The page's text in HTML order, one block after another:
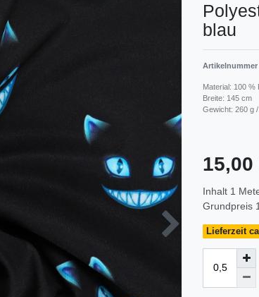
blau
Artikelnummer
Material: 100 %
Breite: 145 cm
Gewicht: 260 g
15,00
Inhalt 1
Grundpreis
Lieferzeit